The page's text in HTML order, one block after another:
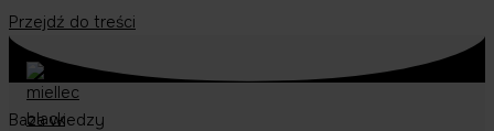
Przejdź do treści
Baza wiedzy